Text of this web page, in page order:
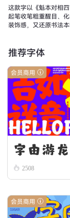
这款字以《魁本对相
起笔收笔粗重醒目、
装饰感，又还原书法本
推荐字体
会员商用
字由游龙
2508
会员商用